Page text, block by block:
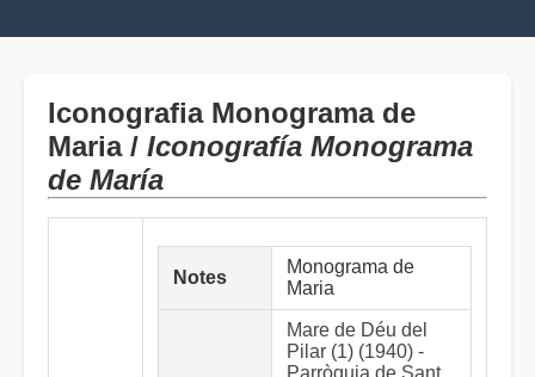
Iconografia Monograma de
Maria / Iconografía Monograma
de María
Notes
Monograma de
Maria
Mare de Déu del
Pilar (1) (1940) -
Parròquia de Sant